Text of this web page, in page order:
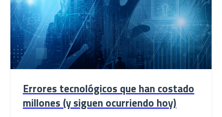
Errores tecnológicos que han costado
millones (y siguen ocurriendo hoy)